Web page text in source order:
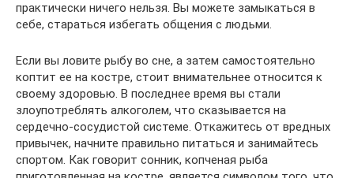
практически ничего нельзя. Вы можете замыкаться в
себе, стараться избегать общения с людьми.
Если вы ловите рыбу во сне, а затем самостоятельно
коптит ее на костре, стоит внимательнее относится к
своему здоровью. В последнее время вы стали
злоупотреблять алкоголем, что сказывается на
сердечно-сосудистой системе. Откажитесь от вредных
привычек, начните правильно питаться и занимайтесь
спортом. Как говорит сонник, копченая рыба